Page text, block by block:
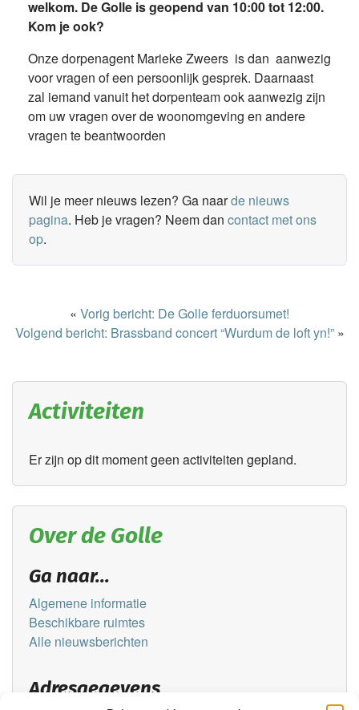
welkom. De Golle is geopend van 10:00 tot 12:00.
Kom je ook?
Onze dorpenagent Marieke Zweers is dan aanwezig
voor vragen of een persoonlijk gesprek. Daarnaast
zal iemand vanuit het dorpenteam ook aanwezig zijn
om uw vragen over de woonomgeving en andere
vragen te beantwoorden
Wil je meer nieuws lezen? Ga naarde nieuws
pagina. Heb je vragen? Neem dan contact met ons
op.
« Vorig bericht: De Golle ferduorsumet!
Volgend bericht: Brassband concert “Wurdum de loft yn!”»
Activiteiten
Er zijn op dit moment geen activiteiten gepland.
Over de Golle
Ga naar...
Algemene informatie
Beschikbare ruimtes
Alle nieuwsberichten
Adresgegevens